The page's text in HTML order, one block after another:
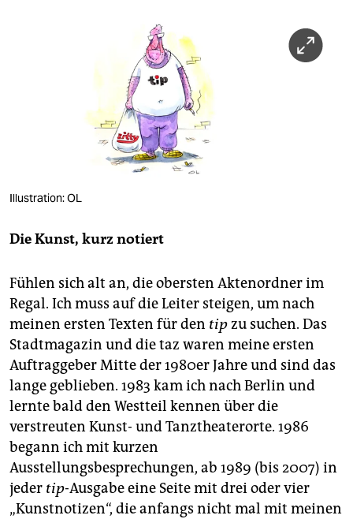
shop
fragen & hilfe
unterstützen
abo
genossenschaft
epaper login
Illustration: OL
Die Kunst, kurz notiert
Fühlen sich alt an, die obersten Aktenordner im
Regal. Ich muss auf die Leiter steigen, um nach
meinen ersten Texten für den tipzu suchen. Das
Stadtmagazin und die taz waren meine ersten
Auftraggeber Mitte der 1980er Jahre und sind das
lange geblieben. 1983 kam ich nach Berlin und
lernte bald den Westteil kennen über die
verstreuten Kunst- und Tanztheaterorte. 1986
begann ich mit kurzen
Ausstellungsbesprechungen, ab 1989 (bis 2007) in
jeder tip-Ausgabe eine Seite mit drei oder vier
„Kunstnotizen“, die anfangs nicht mal mit meinen